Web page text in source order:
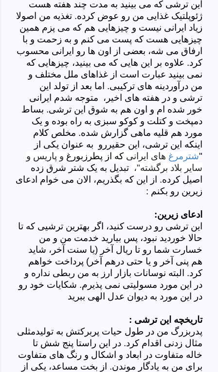
این ترشی که می بینید به مدت چند هفته هست
ژئوپلتیک غذایی من رو عوض کرده. تغذیه من اصولا
زیاد ایرانی نیست و چیزهایی هم که می پزم همین
چیزهایی هست که پست می کنم و به زحمت و با
ارفاق می شه، بعضی از اون ها رو ایرانی محسوب
کرد. علاوه بر این هایی که می بینید، چیزهایی که
نمی بینید عبارت است از غذاهای ملل مختلف و
من درآوردینه های ترکیبی. اما بعد از تولد این
ترشی و در هفته های اخیر، متوجه شدم ایرانی
خور شده ام و اون هم به شوق این ترشی. بساط
دمپخت و کتلت و کوکو سبزی به راه بوده و یک
مورد هم قلیه ماهی گزارش شده. مخلص کلام
اینکه این ترشی، این حقیررو به عنوان یکی از
"شترمرغ هاى ايرانى كه از پطرزبورغ و پاريس و
ساير بلاد برگشته"، تبدیل به یک شتر شرق زده
اصیل کرده. از این که بگذریم، الان می خوام ادعای
زیرین رو بکنم :
ادعای زیرین:
این ترشی رو درست کنید، اگر بهترین ترشیی که تا
حالا خوردید نبود، پس بیارید خدمت من و من
خسارت شما رو تا ریال آخر (یا سنت آخر، شاید
هم پنی آخر و یا حتی درهم آخر) پرداخت خواهم
کرد. البته نوسانات بازار ارز به من ربطی نداره و
در این مورد مسولیتی نمی پذیرم. شکایات خود رو
در این مورد به دیوان عدل الهی ببرید
تاریخچه این ترشی :
پدربزرگ من در طول حیات پربرکتش به تولیدمثلی
مثال زدنی اقدام کرد. در این راستا پنج شش تا
خاله متفاوت در ابعاد و اشکال و رنگ های متفاوت
برای من به یادگار موندن. از بخت مساعد، یکی از